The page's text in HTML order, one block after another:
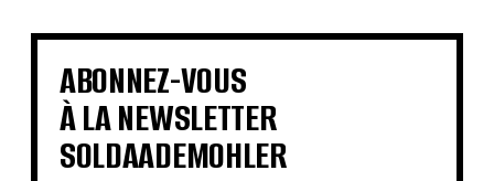
€ € €
€ €
ABONNEZ-VOUS
À LA NEWSLETTER
SOLDAADEMOHLER